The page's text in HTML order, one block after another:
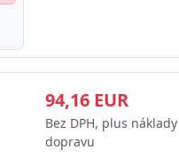
94,16 EUR
Bez DPH, plus
dopravu